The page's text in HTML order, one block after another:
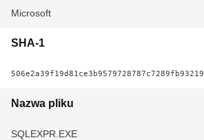
Microsoft
SHA-1
506e2a39f19d81ce3b9579728787c7289fb93219
Nazwa pliku
SQLEXPR.EXE